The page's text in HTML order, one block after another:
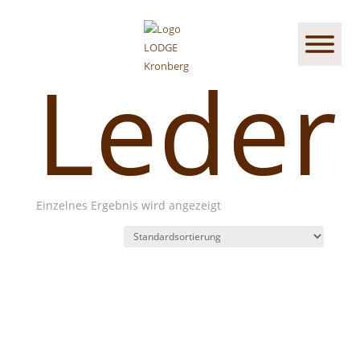
/ Produkte verschlagwortet mit „Leder“
Leder
Einzelnes Ergebnis wird angezeigt